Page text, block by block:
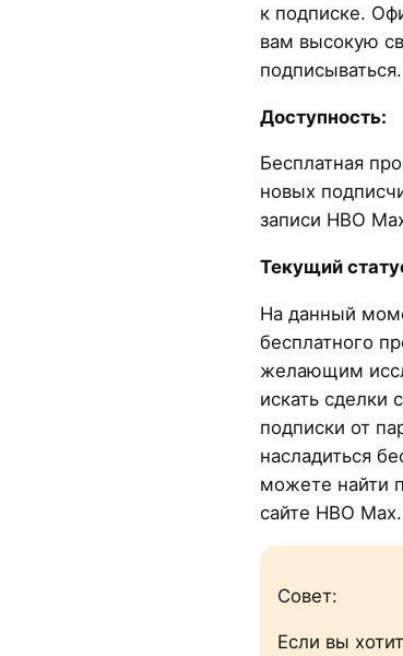
к подписке.
вам высокую
подписываться.
Доступность:
Бесплатная
новых
записи HBO
Текущий
На данный
бесплатного
желающим
искать сделки
подписки от
насладиться
можете найти
сайте HBO Max.
Совет:
Если вы